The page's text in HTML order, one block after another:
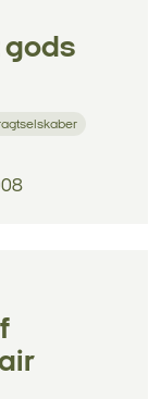
gods